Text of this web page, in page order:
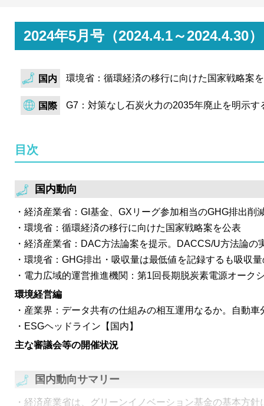
「ウェルビーイング／高い生活の質」を計画の最上位の
環境収容力を超過した大量生産型社会から脱却し、自
す。
金融庁は、サステナビリティ開示と保証に関するWGの
SSBJ基準適用対象・適用時期等を議論。2027年3月の
開示者や保証提供者の負担軽減策として、半期報告書
段階開示案や、有報の提出期限延長案が示された。
日本卸電力取引所は、2023年度第4回非化石価値取引市
り、非FIT非化石証書は前回オークションと比較して買
び減少した。2023年度の最終オークションではあった
け込み需要は発生せず。
2024年5月号（2024.4.1～2024.4.30
国内 環境省：循環経済の移行に向けた国家戦略案
国際 G7：対策なし石炭火力の2035年廃止を明示す
目次
国内動向
経済産業省：GI基金、GXリーグ参加相当のGHG排出削
環境省：循環経済の移行に向けた国家戦略案を公表
経済産業省：DAC方法論案を提示。DACCS/U方法論の
環境省：GHG排出・吸収量は最低値を記録するも吸収
電力広域的運営推進機関：第1回長期脱炭素電源オーク
環境経営編
産業界：データ共有の仕組みの相互運用なるか。自動車
ESGヘッドライン【国内】
主な審議会等の開催状況
国内動向サマリー
経済産業省は、グリーンイノベーション基金の基本方針